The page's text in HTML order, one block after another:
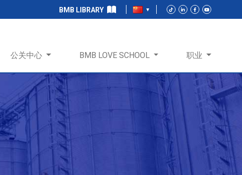
BMB LIBRARY
公关中心 BMB LOVE SCHOOL 职业